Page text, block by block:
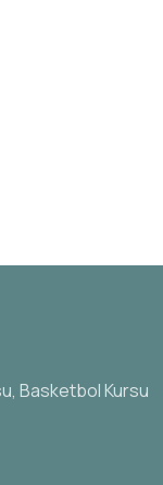
Basketbol Kursu